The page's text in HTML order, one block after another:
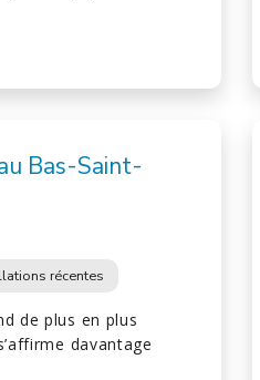
Bas-Saint-
récentes
de plus en plus
davantage